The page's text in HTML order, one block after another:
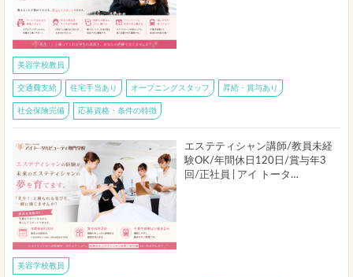
美容学校教員
交通費支給 住宅手当あり オープニングスタッフ 昇給・賞与あり
社会保険完備 応募資格・条件の特徴
エステティシャン講師/教員未経
験OK/年間休日120日/賞与年3
回/正社員 | アイ トータ…
美容学校教員